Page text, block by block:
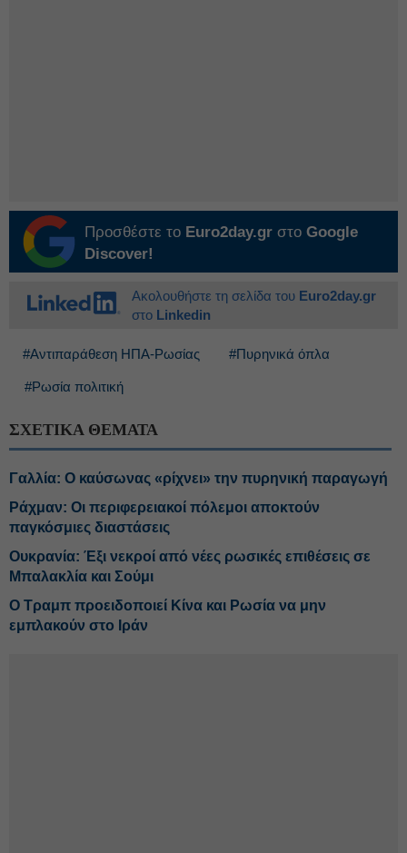
Προσθέστε το Euro2day.gr στο Google
Discover!
Ακολουθήστε τη σελίδα του Euro2day.gr
στο Linkedin
#Αντιπαράθεση ΗΠΑ-Ρωσίας #Πυρηνικά όπλα
#Ρωσία πολιτική
ΣΧΕΤΙΚΑ ΘΕΜΑΤΑ
Γαλλία: Ο καύσωνας «ρίχνει» την πυρηνική παραγωγή
Ράχμαν: Οι περιφερειακοί πόλεμοι αποκτούν
παγκόσμιες διαστάσεις
Ουκρανία: Έξι νεκροί από νέες ρωσικές επιθέσεις σε
Μπαλακλία και Σούμι
Ο Τραμπ προειδοποιεί Κίνα και Ρωσία να μην
εμπλακούν στο Ιράν